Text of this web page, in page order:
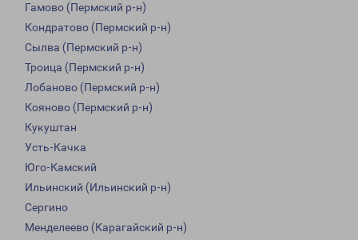
Гамово (Пермский р-н)
Кондратово (Пермский р-н)
Сылва (Пермский р-н)
Троица (Пермский р-н)
Лобаново (Пермский р-н)
Кояново (Пермский р-н)
Кукуштан
Усть-Качка
Юго-Камский
Ильинский (Ильинский р-н)
Сергино
Менделеево (Карагайский р-н)